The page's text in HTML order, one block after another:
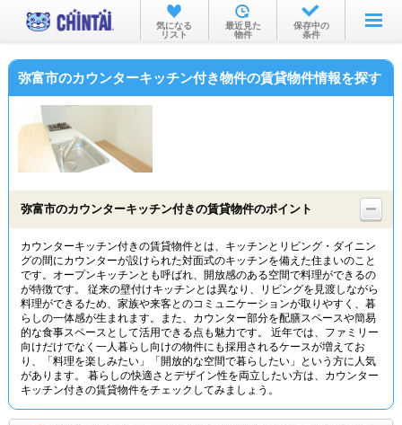
お部屋を探す
沿線・駅から
物件特集から
TOP
気になる
リスト
最近見た
物件
保存中の
条件
弥富市のカウンターキッチン付き物件の賃貸物件情報を探す
弥富市のカウンターキッチン付きの賃貸物件のポイント
カウンターキッチン付きの賃貸物件とは、キッチンとリビング・ダイニン
グの間にカウンターが設けられた対面式のキッチンを備えた住まいのこと
です。オープンキッチンとも呼ばれ、開放感のある空間で料理ができるの
が特徴です。 従来の壁付けキッチンとは異なり、リビングを見渡しながら
料理ができるため、家族や来客とのコミュニケーションが取りやすく、暮
らしの一体感が生まれます。また、カウンター部分を配膳スペースや簡易
的な食事スペースとして活用できる点も魅力です。 近年では、ファミリー
向けだけでなく一人暮らし向けの物件にも採用されるケースが増えてお
り、「料理を楽しみたい」「開放的な空間で暮らしたい」という方に人気
があります。 暮らしの快適さとデザイン性を両立したい方は、カウンター
キッチン付きの賃貸物件をチェックしてみましょう。